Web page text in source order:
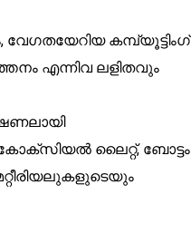
കമ്പ്യൂട്ടിംഗ്
എന്നിവ ലളിതവും
ലൈറ്റ്, ബോട്ടം